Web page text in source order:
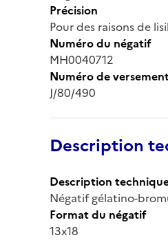
Précision
Pour des raisons de
Numéro du négatif
MH0040712
Numéro de
J/80/490
Description
Description
Négatif gélatino-
Format du négatif
13x18